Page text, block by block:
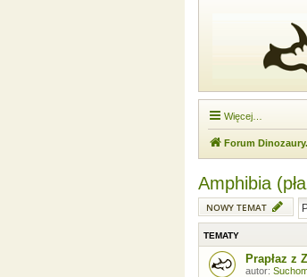
Więcej…
Forum
Amphibia
NOWY TEMAT
TEMATY
Prapłaz z
autor: